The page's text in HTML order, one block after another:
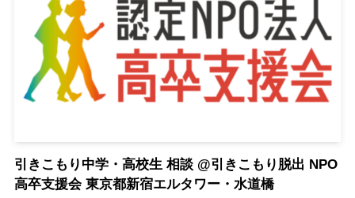
引きこもり中学・高校生 相談 @引きこもり脱出 NPO
高卒支援会 東京都新宿エルタワー・水道橋